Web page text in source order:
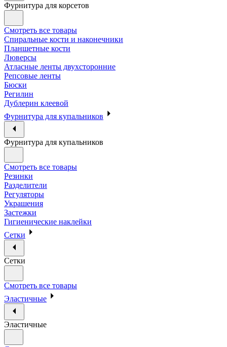
Фурнитура для корсетов
Смотреть все товары
Спиральные кости и наконечники
Планшетные кости
Люверсы
Атласные ленты двухсторонние
Репсовые ленты
Бюски
Регилин
Дублерин клеевой
Фурнитура для купальников
Фурнитура для купальников
Смотреть все товары
Резинки
Разделители
Регуляторы
Украшения
Застежки
Гигиенические наклейки
Сетки
Сетки
Смотреть все товары
Эластичные
Эластичные